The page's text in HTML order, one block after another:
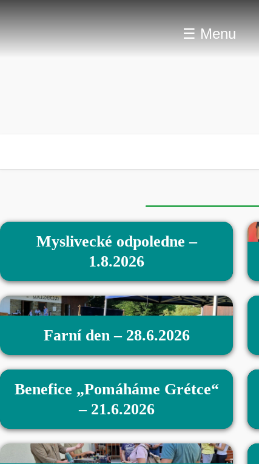
☰ Menu
Myslivecké odpoledne –
1.8.2026
Farní den – 28.6.2026
Benefice „Pomáháme Grétce“
– 21.6.2026